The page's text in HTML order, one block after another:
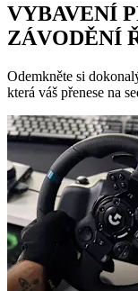
VYBAVENÍ
ZÁVODĚNÍ
Odemkněte si
která váš přenese na